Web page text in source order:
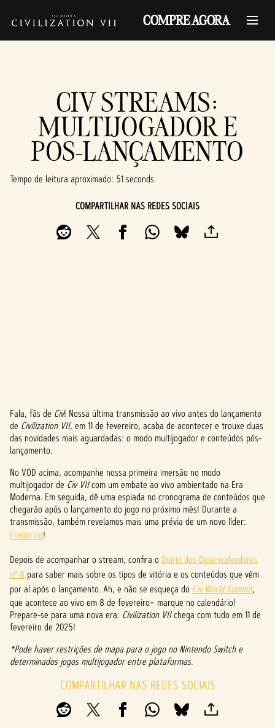
COMPRE AGORA
CIV STREAMS:
MULTIJOGADOR E
PÓS-LANÇAMENTO
Tempo de leitura aproximado 51 seconds
COMPARTILHAR NAS REDES SOCIAIS
A
c
c
e
p
t
&
P
l
a
y
Fala, fãs de Civ! Nossa última transmissão ao vivo antes do lançamento
de Civilization VII, em 11 de fevereiro, acaba de acontecer e trouxe duas
das novidades mais aguardadas: o modo multijogador e conteúdos pós-
lançamento.
No VOD acima, acompanhe nossa primeira imersão no modo
multijogador de Civ VIIcom um embate ao vivo ambientado na Era
Moderna. Em seguida, dê uma espiada no cronograma de conteúdos que
chegarão após o lançamento do jogo no próximo mês! Durante a
transmissão, também revelamos mais uma prévia de um novo líder:
Frederico!
Depois de acompanhar o stream, confira o Diário dos Desenvolvedores
nº 8 para saber mais sobre os tipos de vitória e os conteúdos que vêm
por aí após o lançamento. Ah, e não se esqueça do Civ World Summit,
que acontece ao vivo em 8 de fevereiro– marque no calendário!
Prepare-se para uma nova era: Civilization VIIchega com tudo em 11 de
fevereiro de 2025!
*Pode haver restrições de mapa para o jogo no Nintendo Switch e
determinados jogos multijogador entre plataformas.
COMPARTILHAR NAS REDES SOCIAIS